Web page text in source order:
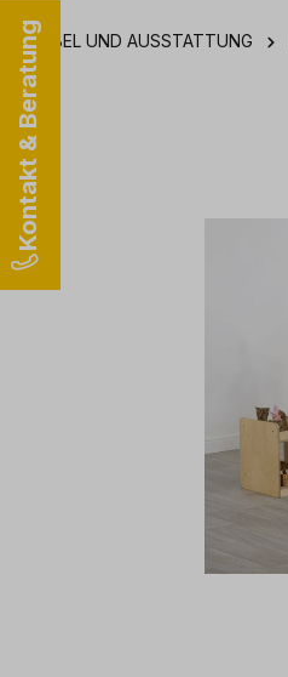
Kontakt & Beratung
MÖBEL UND AUSSTATTUNG
Bildergalerie überspringen